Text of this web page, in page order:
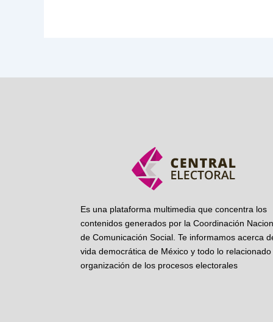
Es una plataforma multimedia que concentra los
contenidos generados por la Coordinación
de Comunicación Social. Te informamos acerca
vida democrática de México y todo lo relacionado
organización de los procesos electorales